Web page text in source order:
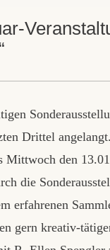
Drittel
Mittwoch den
die
erfahrenen
gern kreativ-